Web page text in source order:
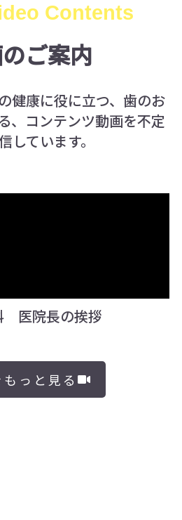
Contents
ご案内
健康に役に立つ、歯のお
、コンテンツ動画を不定
しています。
医院長の挨拶
っと見る